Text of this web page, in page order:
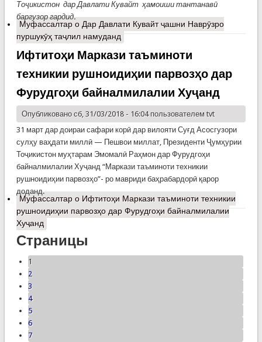
Тоҷикистон дар Давлати Кувайт ҳамоиши тантанавӣ
баргузор гардид.
Муфассалтаро Дар Давлати Кувайт ҷашни Наврӯзро
пуршукӯҳ таҷлил намуданд
Ифтитоҳи Маркази таъминоти
техникии рушноидиҳии парвозҳо дар
Фурудгоҳи байналмилалии Хуҷанд
Опубликовано сб, 31/03/2018 - 16:04 пользователем tvt
31 март дар доираи сафари корӣ дар вилояти Суғд Асосгузори
сулҳу ваҳдати миллӣ — Пешвои миллат, Президенти Ҷумҳурии
Тоҷикистон муҳтарам Эмомалӣ Раҳмон дар Фурудгоҳи
байналмилалии Хуҷанд “Маркази таъминоти техникии
рушноидиҳии парвозҳо”- ро мавриди баҳрабардорӣ қарор
доданд.
Муфассалтаро Ифтитоҳи Маркази таъминоти техникии
рушноидиҳии парвозҳо дар Фурудгоҳи байналмилалии
Хуҷанд
Страницы
1
2
3
4
5
6
7